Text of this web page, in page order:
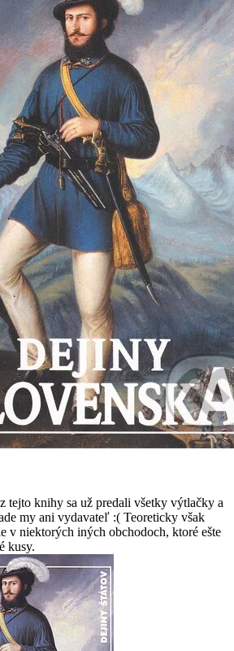
tejto knihy sa už predali všetky výtlačky a
my ani vydavateľ :( Teoreticky však
v niektorých iných obchodoch, ktoré ešte
kusy.